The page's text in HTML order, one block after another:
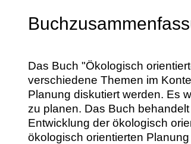
Das Buch "Ökologisch
verschiedene Themen im
Planung diskutiert werden. Es
zu planen. Das Buch
Entwicklung der ökologisch
ökologisch orientierten